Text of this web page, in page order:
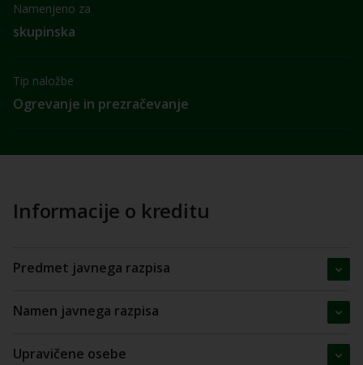
Namenjeno za
skupinska
Tip naložbe
Ogrevanje in prezračevanje
Informacije o kreditu
Predmet javnega razpisa
Namen javnega razpisa
Upravičene osebe